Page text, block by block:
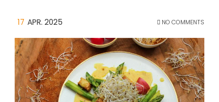
17 APR. 2025 NO COMMENTS